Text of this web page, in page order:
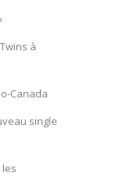
à
Canada
single